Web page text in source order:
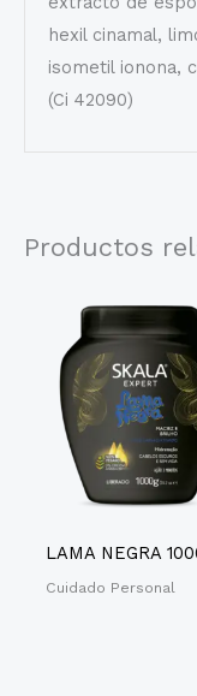
hexil cinamal,
isometil ionona,
(Ci 42090)
Productos
LAMA NEGRA
Cuidado Personal